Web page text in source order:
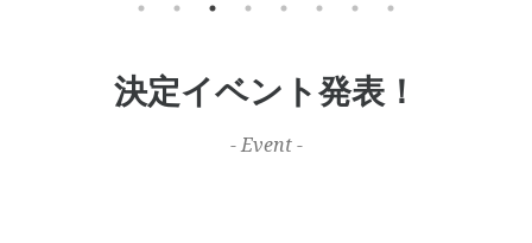
決定イベント発表！
- Event -